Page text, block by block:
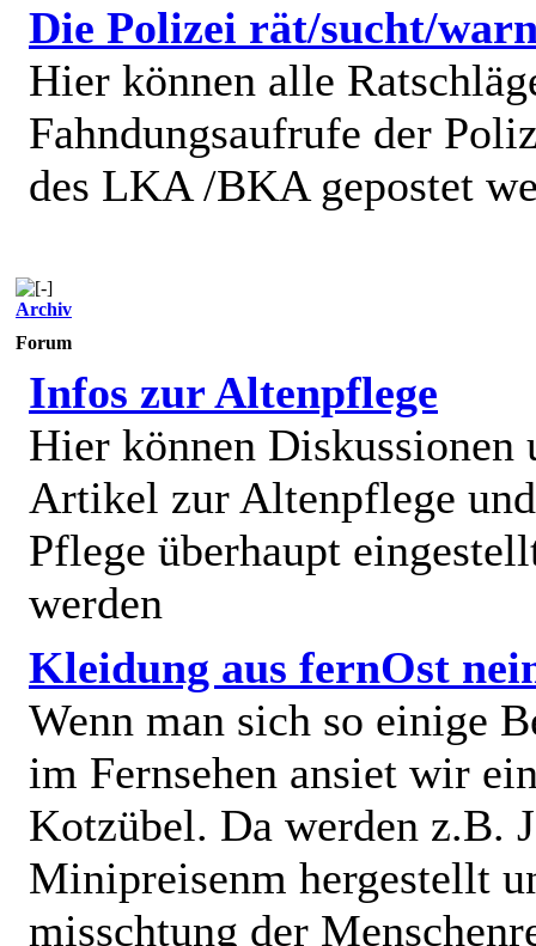
Die Polizei rät/sucht/
Hier können alle
Fahndungsaufrufe der
des LKA /BKA gepostet
Archiv
Forum
Infos zur Altenpflege
Hier können Diskussionen
Artikel zur Altenpflege
Pflege überhaupt
werden
Kleidung aus fernOst
Wenn man sich so einige
im Fernsehen ansiet wir
Kotzübel. Da werden z.B.
Minipreisenm hergestellt
misschtung der